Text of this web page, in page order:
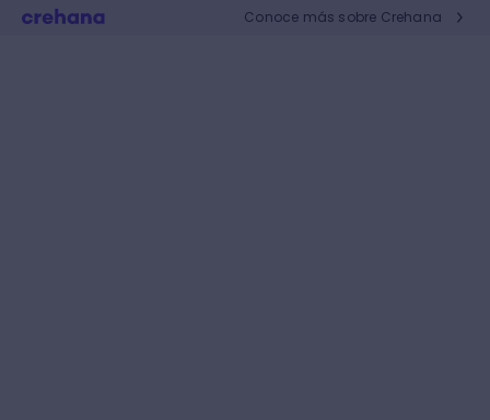
Conoce más sobre Crehana